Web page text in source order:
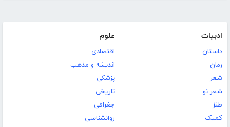
ادبیات
داستان
رمان
شعر
شعر نو
طنز
کمیک
علوم
اقتصادی
اندیشه و مذهب
پزشکی
تاریخی
جغرافی
روانشناسی